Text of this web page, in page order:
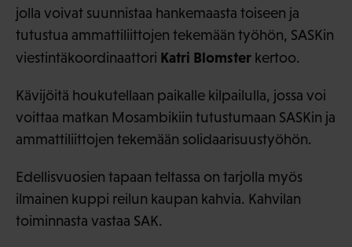
jolla voivat suunnistaa hankemaasta toiseen ja
tutustua ammattiliittojen tekemään työhön, SASKin
viestintäkoordinaattori Katri Blomster kertoo.
Kävijöitä houkutellaan paikalle kilpailulla, jossa voi
voittaa matkan Mosambikiin tutustumaan SASKin ja
ammattiliittojen tekemään solidaarisuustyöhön.
Edellisvuosien tapaan teltassa on tarjolla myös
ilmainen kuppi reilun kaupan kahvia. Kahvilan
toiminnasta vastaa SAK.